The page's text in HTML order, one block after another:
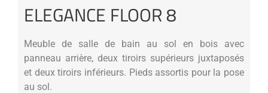
ELEGANCE FLOOR 8
Meuble de salle de bain au sol en bois avec
panneau arrière, deux tiroirs supérieurs juxtaposés
et deux tiroirs inférieurs. Pieds assortis pour la pose
au sol.